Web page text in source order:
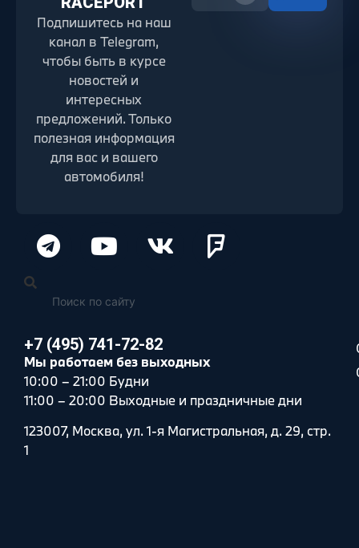
Подпишитесь на наш
канал в Telegram,
чтобы быть в курсе
новостей и
интересных
предложений. Только
полезная информация
для вас и вашего
автомобиля!
+7 (495) 741-72-82
Мы работаем без выходных
10:00 – 21:00 Будни
11:00 – 20:00 Выходные и праздничные дни
123007, Москва, ул. 1-я Магистральная, д. 29, стр.
1